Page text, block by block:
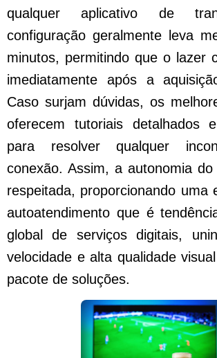
qualquer aplicativo de
configuração geralmente leva
minutos, permitindo que o lazer
imediatamente após a
Caso surjam dúvidas, os
oferecem tutoriais detalhados
para resolver qualquer
conexão. Assim, a autonomia
respeitada, proporcionando uma
autoatendimento que é
global de serviços digitais,
velocidade e alta qualidade
pacote de soluções.